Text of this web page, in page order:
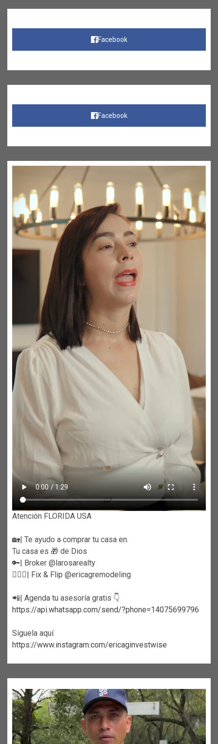
Facebook
Facebook
Atención FLORIDA USA
🏡| Te ayudo a comprar tu casa en.
Tu casa es 🎁 de Dios
🔑| Broker @larosarealty
👷🏼‍♀️| Fix & Flip @ericagremodeling
📲| Agenda tu asesoría gratis 👇
https://api.whatsapp.com/send/?phone=14075699796
Síguela aquí
https://www.instagram.com/ericaginvestwise